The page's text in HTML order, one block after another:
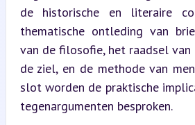
de historische en literaire
thematische ontleding van
van de filosofie, het raadsel
de ziel, en de methode van
slot worden de praktische
tegenargumenten besproken.